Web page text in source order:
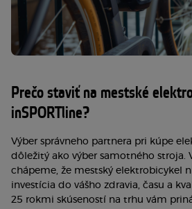
Prečo staviť na mestské
inSPORTline?
Výber správneho partnera pri kúpe
dôležitý ako výber samotného stroja.
chápeme, že mestský elektrobicykel
investícia do vášho zdravia, času a
25 rokmi skúseností na trhu vám